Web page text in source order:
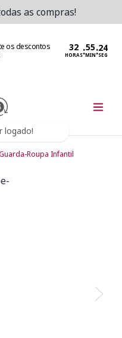
as compras!
os descontos
HORAS:MIN:SEG
logado!
Roupa Infantil